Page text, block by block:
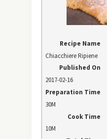
Recipe Name
Chiacchiere Ripiene
Published On
2017-02-16
Preparation Time
30M
Cook Time
10M